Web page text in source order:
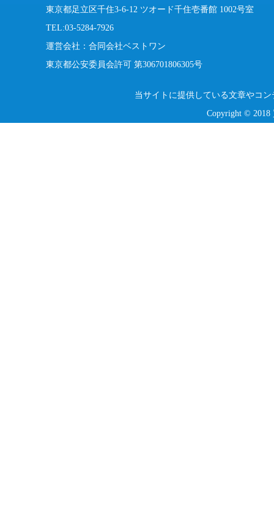
東京都足立区千住3-6-12 ツオード千住壱番館 1002号室
TEL:03-5284-7926
運営会社：合同会社ベストワン
東京都公安委員会許可 第306701806305号
当サイトに提供している文章やコ
Copyright © 2018